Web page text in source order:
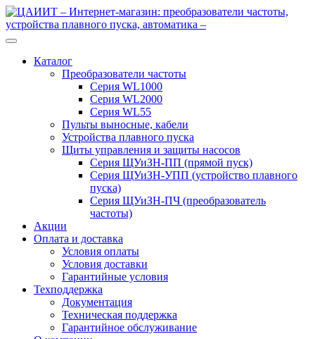
Перейти
к
навигации
Перейти
к
содержимому
Каталог
Преобразователи частоты
Серия WL1000
Серия WL2000
Серия WL55
Пульты выносные, кабели
Устройства плавного пуска
Щиты управления и защиты насосов
Серия ЩУиЗН-ПП (прямой пуск)
Серия ЩУиЗН-УПП (устройство плавного
пуска)
Серия ЩУиЗН-ПЧ (преобразователь
частоты)
Акции
Оплата и доставка
Условия оплаты
Условия доставки
Гарантийные условия
Техподдержка
Документация
Техническая поддержка
Гарантийное обслуживание